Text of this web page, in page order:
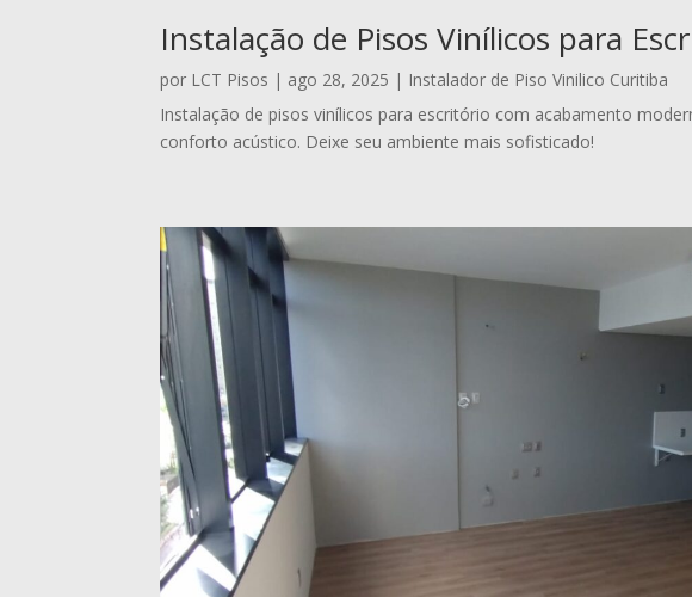
Instalação de Pisos Vinílicos para
por LCT Pisos | ago 28, 2025 | Instalador de Piso Vinilico Curitiba
Instalação de pisos vinílicos para escritório com acabamento
conforto acústico. Deixe seu ambiente mais sofisticado!